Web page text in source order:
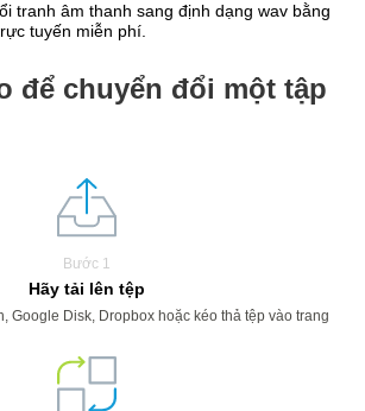
tranh âm thanh sang định dạng wav bằng
tuyến miễn phí.
để chuyển đổi một tập
Bước 1
Hãy tải lên tệp
Google Disk, Dropbox hoặc kéo thả tệp vào trang